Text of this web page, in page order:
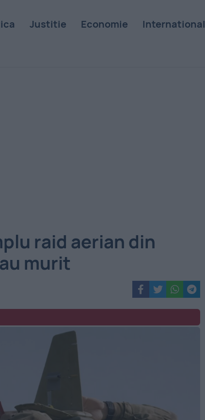
Justitie Economie International
raid aerian din
murit